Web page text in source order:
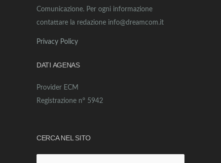
Comunicazione. Per ogni informazione
contattare la redazione info@dreamcom.it
Privacy Policy
DATI AGENAS
Provider ECM
Registrazione n° 5942
CERCA NEL SITO